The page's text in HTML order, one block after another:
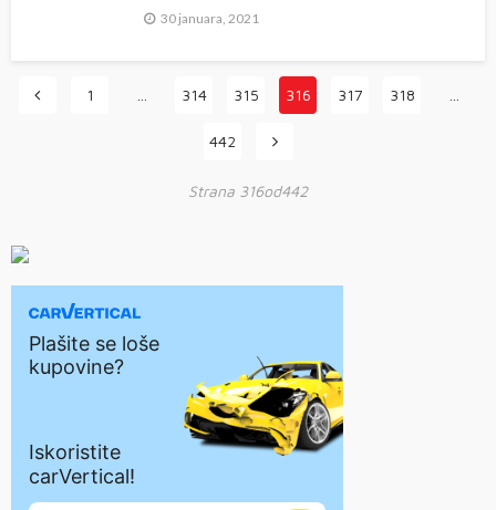
30 januara, 2021
1 314 315 316 317 318
442
Strana 316od442